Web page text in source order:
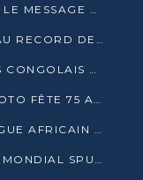
CONSTANT SERGE BOUNDA PORTE LE MESSAGE DE COMPASSION DE DENIS SASSOU NGUESSO EN IRAN
CONGO TERMINAL BAT UN NOUVEAU RECORD DE PRODUCTIVITÉ AU PORT DE POINTE-NOIRE
LA SNPC ACCOMPAGNE SIX JEUNES CONGOLAIS AUX OLYMPIADES PANAFRICAINES DE MATHÉMATIQUES
L’ÉCOLE DE PEINTURE DE POTO-POTO FÊTE 75 ANS AU SERVICE DE L’ART CONGOLAIS
BRAZZAVILLE AU CŒUR DU DIALOGUE AFRICAIN SUR LES OBJECTIFS DE DÉVELOPPEMENT DURABLE
RUDE NGOMA INTÈGRE LE RÉSEAU MONDIAL SPUTNIK PRO APRÈS UNE FORMATION À MOSCOU